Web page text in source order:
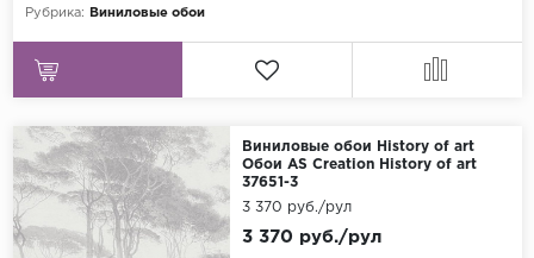
Рубрика:
Виниловые обои
Виниловые обои History of art
Обои AS Creation History of art
37651-3
3 370 руб./рул
3 370 руб./рул